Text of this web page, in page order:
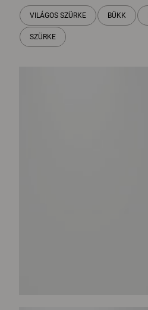
VILÁGOS SZÜRKE BÜKK
SZÜRKE